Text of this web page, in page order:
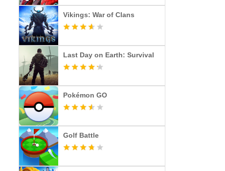
Vikings: War of Clans
Last Day on Earth: Survival
Pokémon GO
Golf Battle